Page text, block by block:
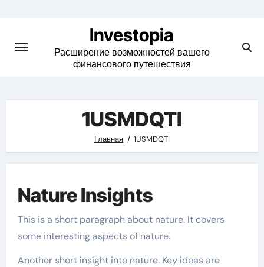
content
Investopia
Расширение возможностей вашего
финансового путешествия
1USMDQTI
Главная 1USMDQTI
Nature Insights
This is a short paragraph about nature. It covers
some interesting aspects of nature.
Another short insight into nature. Key ideas are